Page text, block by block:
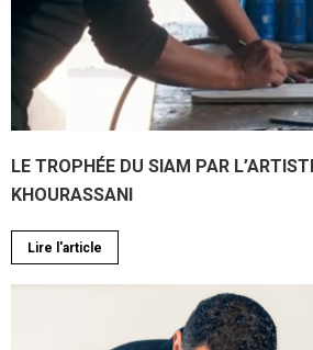
LE TROPHÉE DU SIAM PAR
KHOURASSANI
Lire l'article